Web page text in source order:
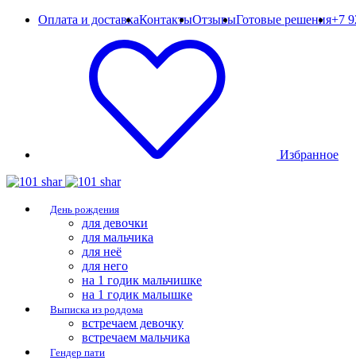
Оплата и доставкаКонтактыОтзывыГотовые решения+7
Избранное
День рождения
для девочки
для мальчика
для неё
для него
на 1 годик мальчишке
на 1 годик малышке
Выписка из роддома
встречаем девочку
встречаем мальчика
Гендер пати